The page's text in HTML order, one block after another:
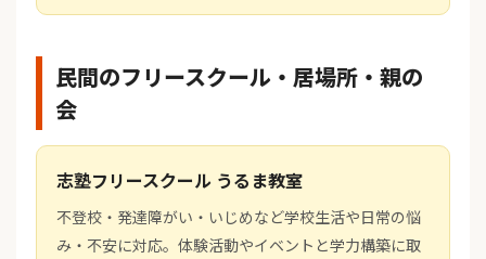
民間のフリースクール・居場所・親の
会
志塾フリースクール うるま教室
不登校・発達障がい・いじめなど学校生活や日常の悩
み・不安に対応。体験活動やイベントと学力構築に取